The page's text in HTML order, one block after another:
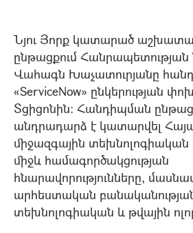
Նյու Յորք կատարած
ընթացքում
Վահագն Խաչատուրյանը
«ServiceNow» ընկերության
Տցիցոնին: Հանդիպման
անդրադարձ է կատարվել
միջազգային տեխնոլոգիական
միջև համագործակցության
հնարավորությունները,
արհեստական
տեխնոլոգիական և թվային